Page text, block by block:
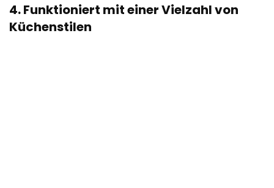
4. Funktioniert mit einer Vielzahl von
Küchenstilen